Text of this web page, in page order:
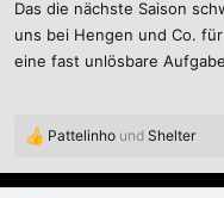
Ich "brauche" ihn in der
Gründen definitv nicht
sichtbaren Einfluss auf
nicht.
Das die nächste Saison
uns bei Hengen und Co.
eine fast unlösbare
R
a
Pattelinho und Shelter